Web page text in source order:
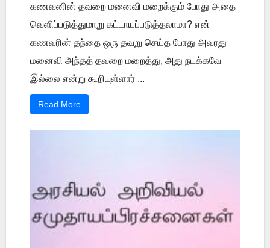
கணவனின் தவறை மனைவி மறைக்கும் போது அதை
வெளிப்படுத்துமாறு கட்டாயப்படுத்தலாமா? என்
கணவரின் தந்தை ஒரு தவறு செய்த போது அவரது
மனைவி அந்தத் தவறை மறைத்து, அது நடக்கவே
இல்லை என்று கூறியுள்ளார் ...
Read More